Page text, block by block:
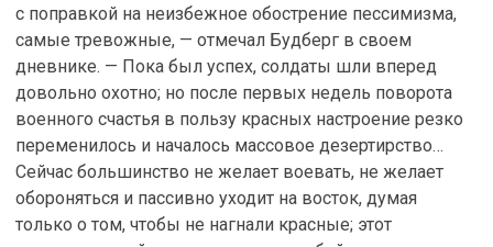
с поправкой на неизбежное обострение пессимизма,
самые тревожные, — отмечал Будберг в своем
дневнике. — Пока был успех, солдаты шли вперед
довольно охотно; но после первых недель поворота
военного счастья в пользу красных настроение резко
переменилось и началось массовое дезертирство…
Сейчас большинство не желает воевать, не желает
обороняться и пассивно уходит на восток, думая
только о том, чтобы не нагнали красные; этот